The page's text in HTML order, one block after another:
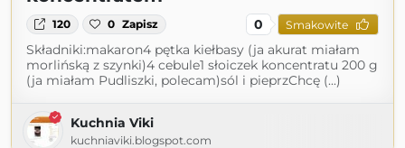
120 0 Zapisz 0 Smakowite
Składniki:makaron4 pętka kiełbasy (ja akurat miałam
morlińską z szynki)4 cebule1 słoiczek koncentratu 200 g
(ja miałam Pudliszki, polecam)sól i pieprzChcę (...)
Kuchnia Viki
kuchniaviki.blogspot.com